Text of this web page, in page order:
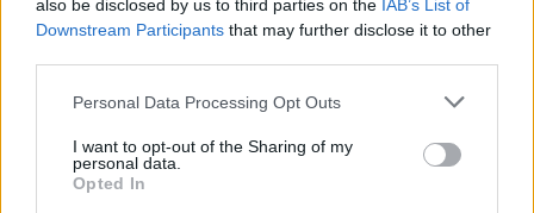
also be disclosed by us to third parties on the IAB’s List of
Downstream Participants that may further disclose it to other
Please note that this website/app uses one or more Google
not limited to your visit or usage behaviour. You may click to
grant or deny consent to Google and its third-party tags to
use your data for below specified purposes in below Google
Personal Data Processing Opt Outs
I want to opt-out of the Sharing of my
personal data.
Opted In